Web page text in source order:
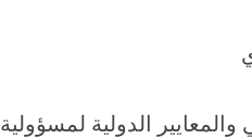
الدولية لمسؤولية